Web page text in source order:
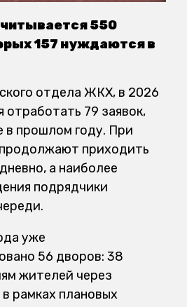
550
157 нуждаются в
отдела ЖКХ, в 2026
отработать 79 заявок,
в прошлом году. При
приходить
а наиболее
подрядчики
уже
56 дворов: 38
жителей через
рамках плановых